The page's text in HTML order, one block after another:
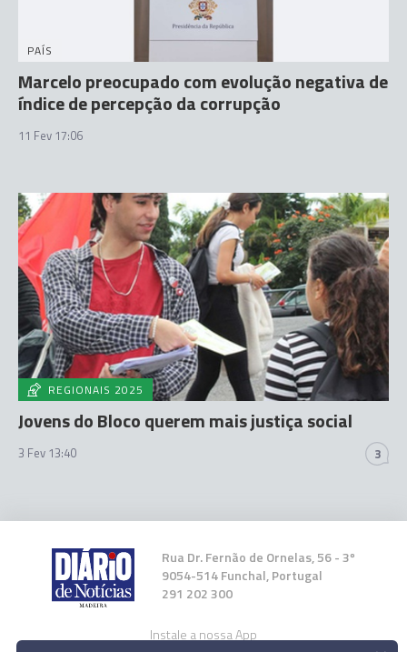
PAÍS
Marcelo preocupado com evolução negativa de
índice de percepção da corrupção
11 Fev 17:06
REGIONAIS 2025
Jovens do Bloco querem mais justiça social
3 Fev 13:40 3
Rua Dr. Fernão de Ornelas, 56 - 3º
9054-514 Funchal, Portugal
291 202 300
Instale a nossa App